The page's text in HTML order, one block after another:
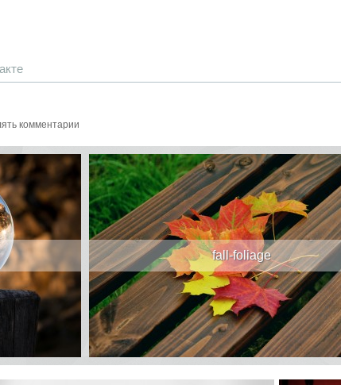
комментарии
fall-foliage